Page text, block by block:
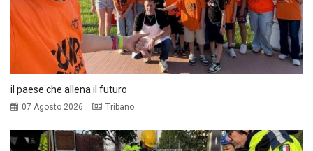
il paese che allena il futuro
07 Agosto 2026 Tribano